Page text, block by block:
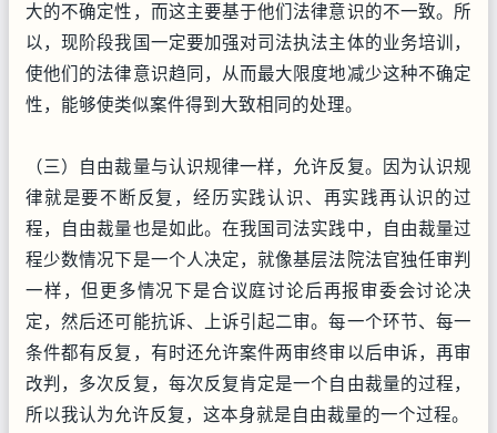
大的不确定性，而这主要基于他们法律意识的不一致。所
以，现阶段我国一定要加强对司法执法主体的业务培训，
使他们的法律意识趋同，从而最大限度地减少这种不确定
性，能够使类似案件得到大致相同的处理。
（三）自由裁量与认识规律一样，允许反复。因为认识规
律就是要不断反复，经历实践认识、再实践再认识的过
程，自由裁量也是如此。在我国司法实践中，自由裁量过
程少数情况下是一个人决定，就像基层法院法官独任审判
一样，但更多情况下是合议庭讨论后再报审委会讨论决
定，然后还可能抗诉、上诉引起二审。每一个环节、每一
条件都有反复，有时还允许案件两审终审以后申诉，再审
改判，多次反复，每次反复肯定是一个自由裁量的过程，
所以我认为允许反复，这本身就是自由裁量的一个过程。